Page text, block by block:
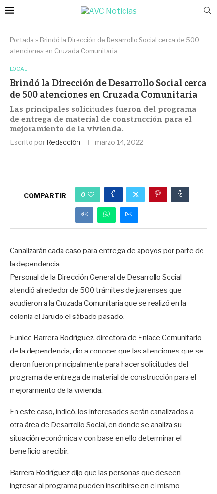
Portada » Brindó la Dirección de Desarrollo Social cerca de 500
atenciones en Cruzada Comunitaria
LOCAL
Brindó la Dirección de Desarrollo Social cerca
de 500 atenciones en Cruzada Comunitaria
Las principales solicitudes fueron del programa
de entrega de material de construcción para el
mejoramiento de la vivienda.
Escrito por Redacción marzo 14, 2022
COMPARTIR 0
Canalizarán cada caso para entrega de apoyos por parte de
la dependencia
Personal de la Dirección General de Desarrollo Social
atendió alrededor de 500 trámites de juarenses que
acudieron a la Cruzada Comunitaria que se realizó en la
colonia el Jarudo el sábado pasado.
Eunice Barrera Rodríguez, directora de Enlace Comunitario
de la dependencia, dio a conocer que las atenciones que se
dieron fueron principalmente para hacer solicitudes del
programa de entrega de material de construcción para el
mejoramiento de la vivienda.
En este caso, indicó, los interesados serán canalizados a
otra área de Desarrollo Social, en donde se analiza su
situación económica y con base en ello determinar el
beneficio a recibir.
Barrera Rodríguez dijo que las personas que deseen
ingresar al programa pueden inscribirse en el mismo